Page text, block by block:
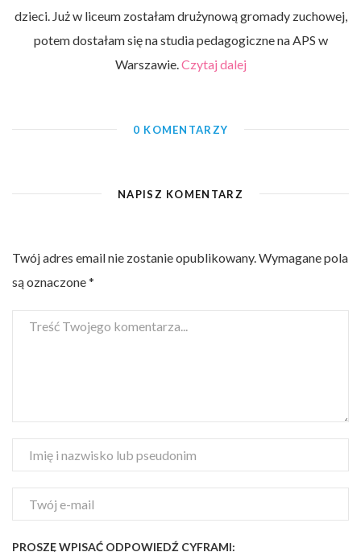
dzieci. Już w liceum zostałam drużynową gromady zuchowej,
potem dostałam się na studia pedagogiczne na APS w
Warszawie.Czytaj dalej
0 KOMENTARZY
NAPISZ KOMENTARZ
Twój adres email nie zostanie opublikowany.Wymagane pola
są oznaczone*
PROSZĘ WPISAĆ ODPOWIEDŹ CYFRAMI: